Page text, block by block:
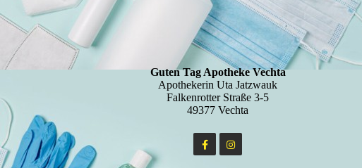
Guten Tag Apotheke Vechta
Apothekerin Uta Jatzwauk
Falkenrotter Straße 3-5
49377 Vechta